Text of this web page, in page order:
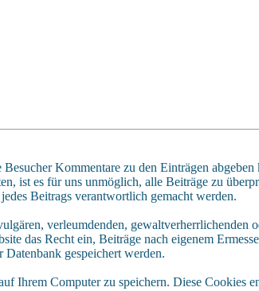
Kommentare zu den Einträgen
ist es für uns unmöglich, alle Beiträge zu
Beitrags verantwortlich gemacht werden.
verleumdenden, gewaltverherrlichenden
das Recht ein, Beiträge nach eigenem
gespeichert werden.
Ihrem Computer zu speichern. Diese Cookies